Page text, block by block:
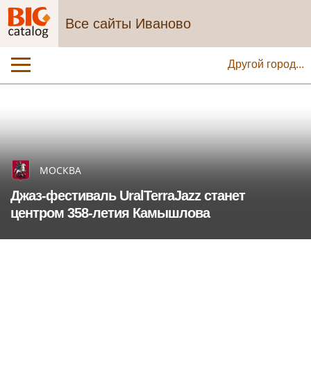
Все сайты Иваново
Другой город...
МОСКВА
Джаз-фестиваль UralTerraJazz станет
центром 358-летия Камышлова